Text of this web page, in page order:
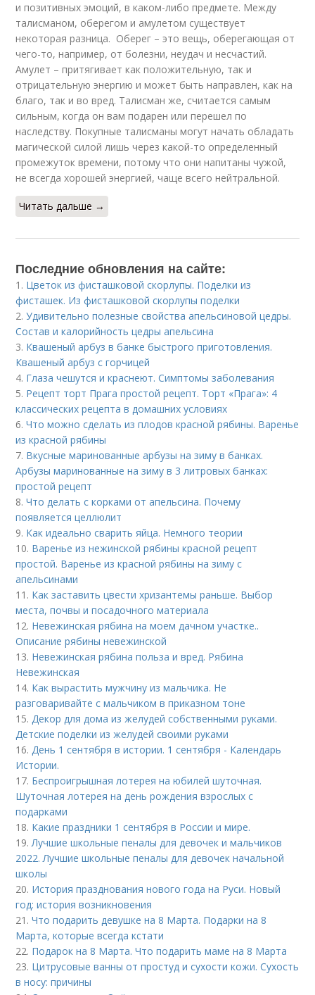
и позитивных эмоций, в каком-либо предмете. Между
талисманом, оберегом и амулетом существует
некоторая разница. Оберег – это вещь, оберегающая от
чего-то, например, от болезни, неудач и несчастий.
Амулет – притягивает как положительную, так и
отрицательную энергию и может быть направлен, как на
благо, так и во вред. Талисман же, считается самым
сильным, когда он вам подарен или перешел по
наследству. Покупные талисманы могут начать обладать
магической силой лишь через какой-то определенный
промежуток времени, потому что они напитаны чужой,
не всегда хорошей энергией, чаще всего нейтральной.
Читать дальше →
Последние обновления на сайте:
1. Цветок из фисташковой скорлупы. Поделки из
фисташек. Из фисташковой скорлупы поделки
2.Удивительно полезные свойства апельсиновой цедры.
Состав и калорийность цедры апельсина
3. Квашеный арбуз в банке быстрого приготовления.
Квашеный арбуз с горчицей
4. Глаза чешутся и краснеют. Симптомы заболевания
5. Рецепт торт Прага простой рецепт. Торт «Прага»: 4
классических рецепта в домашних условиях
6.Что можно сделать из плодов красной рябины. Варенье
из красной рябины
7. Вкусные маринованные арбузы на зиму в банках.
Арбузы маринованные на зиму в 3 литровых банках:
простой рецепт
8.Что делать с корками от апельсина. Почему
появляется целлюлит
9. Как идеально сварить яйца. Немного теории
10. Варенье из нежинской рябины красной рецепт
простой. Варенье из красной рябины на зиму с
апельсинами
11. Как заставить цвести хризантемы раньше. Выбор
места, почвы и посадочного материала
12. Невежинская рябина на моем дачном участке..
Описание рябины невежинской
13. Невежинская рябина польза и вред. Рябина
Невежинская
14. Как вырастить мужчину из мальчика. Не
разговаривайте с мальчиком в приказном тоне
15.Декор для дома из желудей собственными руками.
Детские поделки из желудей своими руками
16.День 1 сентября в истории. 1 сентября - Календарь
Истории.
17. Беспроигрышная лотерея на юбилей шуточная.
Шуточная лотерея на день рождения взрослых с
подарками
18. Какие праздники 1 сентября в России и мире.
19.Лучшие школьные пеналы для девочек и мальчиков
2022. Лучшие школьные пеналы для девочек начальной
школы
20. История празднования нового года на Руси. Новый
год: история возникновения
21.Что подарить девушке на 8 Марта. Подарки на 8
Марта, которые всегда кстати
22. Подарок на 8 Марта. Что подарить маме на 8 Марта
23. Цитрусовые ванны от простуд и сухости кожи. Сухость
в носу: причины